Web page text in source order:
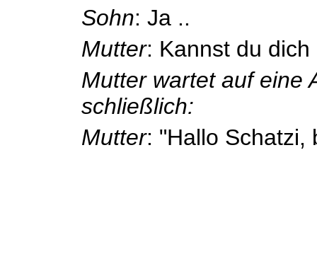
Sohn: Ja ..
Mutter: Kannst du
Mutter wartet auf eine
schließlich:
Mutter: "Hallo Schatzi,